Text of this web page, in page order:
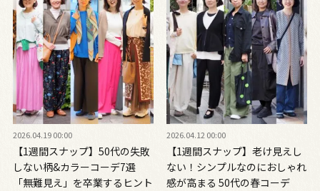
2026.04.19 00:00
【1週間スナップ】50代の失敗
しない柄&カラーコーデ7選
「無難見え」を卒業するヒント
2026.04.12 00:00
【1週間スナップ】老け見えし
ない！シンプルなのにおしゃれ
感が高まる 50代の春コーデ